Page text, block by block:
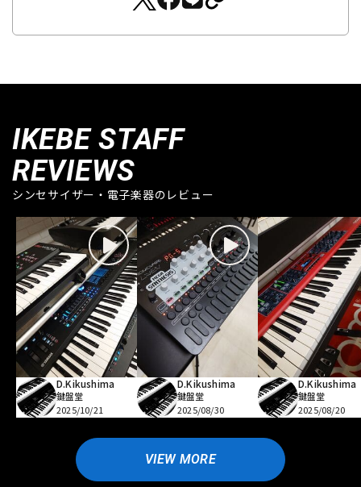
IKEBE STAFF
REVIEWS
シンセサイザー・電子楽器のレビュー
D.Kikushima
鍵盤堂
2025/10/21
D.Kikushima
鍵盤堂
2025/08/30
D.Kikushima
鍵盤堂
2025/08/20
VIEW MORE